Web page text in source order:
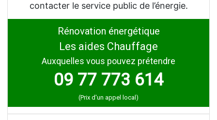
contacter le service public de l’énergie.
Rénovation énergétique
Les aides Chauffage
Auxquelles vous pouvez prétendre
09 77 773 614
(Prix d'un appel local)